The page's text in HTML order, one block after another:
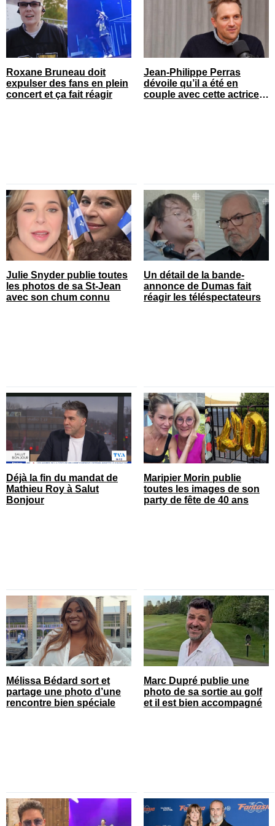
Roxane Bruneau doit
expulser des fans en plein
concert et ça fait réagir
Jean-Philippe Perras
dévoile qu’il a été en
couple avec cette actrice
Julie Snyder publie toutes
les photos de sa St-Jean
avec son chum connu
Un détail de la bande-
annonce de Dumas fait
réagir les téléspectateurs
Déjà la fin du mandat de
Mathieu Roy à Salut
Bonjour
Maripier Morin publie
toutes les images de son
party de fête de 40 ans
Mélissa Bédard sort et
partage une photo d’une
rencontre bien spéciale
Marc Dupré publie une
photo de sa sortie au golf
et il est bien accompagné